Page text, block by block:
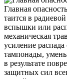
Главная
таится в
вспышки или
механическая
усиление
тампонады,
в результате
защитных сил